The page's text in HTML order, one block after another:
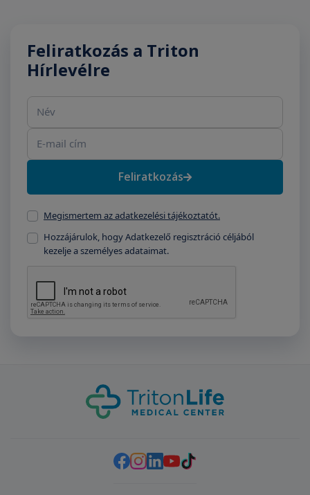
Feliratkozás a Triton
Hírlevélre
Név
E-mail cím
Feliratkozás
Megismertem az adatkezelési tájékoztatót.
Hozzájárulok, hogy Adatkezelő regisztráció céljából
kezelje a személyes adataimat.